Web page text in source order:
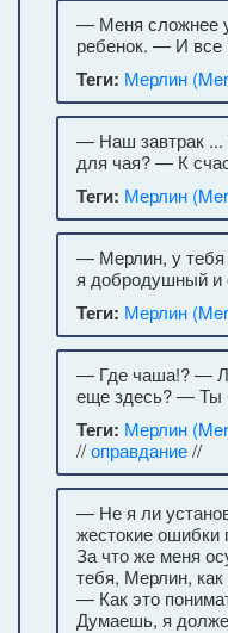
— Меня сложнее
ребенок. — И
Теги: Мерлин
— Наш завтрак ...
для чая? — К
Теги: Мерлин
— Мерлин, у тебя
я добродушный и
Теги: Мерлин
— Где чаша!? —
еще здесь? — Ты
Теги: Мерлин
//оправдание//
— Не я ли
жестокие
За что же меня
тебя, Мерлин,
— Как это
Думаешь, я